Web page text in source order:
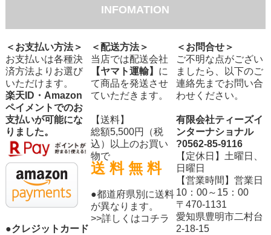
INFOMATION
＜お支払い方法＞ ＜配送方法＞
＜お問合せ＞
お支払いは各種決
済方法よりお選び
いただけます。
楽天ID・Amazon
ペイメントでのお
支払いが可能にな
りました。
●クレジットカード
当店では配送会社
【ヤマト運輸】 に
て商品を発送させ
ていただきます。
【送料】
総額5,500円（税
込）以上のお買い
物で
送 料 無 料
●都道府県別に送料
が異なります。
>>詳しくはコチラ
ご不明な点がござい
ましたら、以下のご
連絡先までお問い合
わせください。
有限会社ティーズイ
ンターナショナル
?0562-85-9116
【定休日】土曜日、
日曜日
【営業時間】営業日
10：00～15：00
〒470-1131
愛知県豊明市二村台
2-18-15